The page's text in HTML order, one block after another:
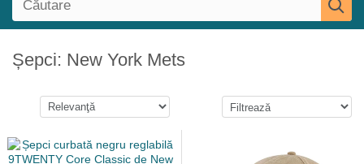
Șepci: New York Mets